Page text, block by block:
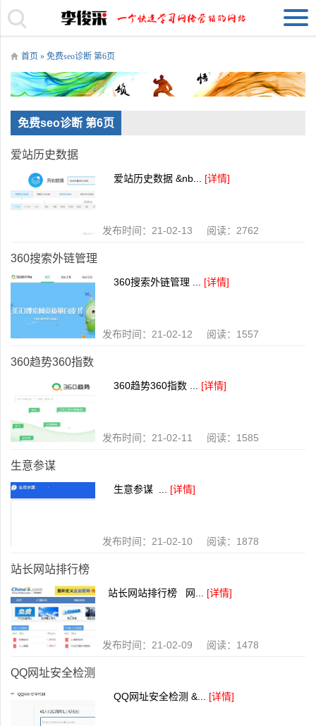
首页 » 免费seo诊断 第6页
免费seo诊断 第6页
爱站历史数据
爱站历史数据 &nb... [详情]
发布时间：21-02-13 阅读：2762
360搜索外链管理
360搜索外链管理 ... [详情]
发布时间：21-02-12 阅读：1557
360趋势360指数
360趋势360指数 ... [详情]
发布时间：21-02-11 阅读：1585
生意参谋
生意参谋 ... [详情]
发布时间：21-02-10 阅读：1878
站长网站排行榜
站长网站排行榜 网... [详情]
发布时间：21-02-09 阅读：1478
QQ网址安全检测
QQ网址安全检测 &... [详情]